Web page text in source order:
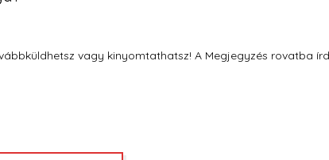
vagy kinyomtathatsz! A Megjegyzés rovatba